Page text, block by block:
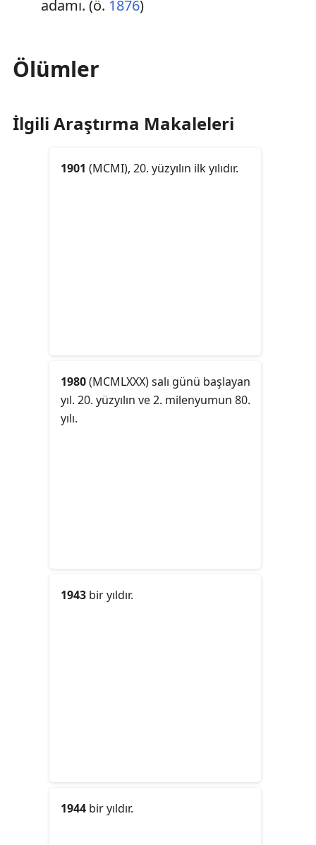
adamı. (ö. 1876)
Ölümler
İlgili Araştırma Makaleleri
1901 (MCMI), 20. yüzyılın ilk yılıdır.
1980(MCMLXXX) salı günü başlayan
yıl. 20. yüzyılın ve 2. milenyumun 80.
yılı.
1943 bir yıldır.
1944 bir yıldır.